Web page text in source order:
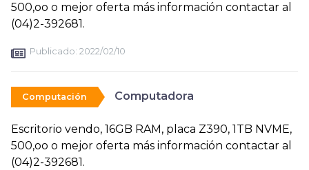
500,oo o mejor oferta más información contactar al
(04)2-392681.
Publicado: 2022/02/10
Computación Computadora
Escritorio vendo, 16GB RAM, placa Z390, 1TB NVME,
500,oo o mejor oferta más información contactar al
(04)2-392681.